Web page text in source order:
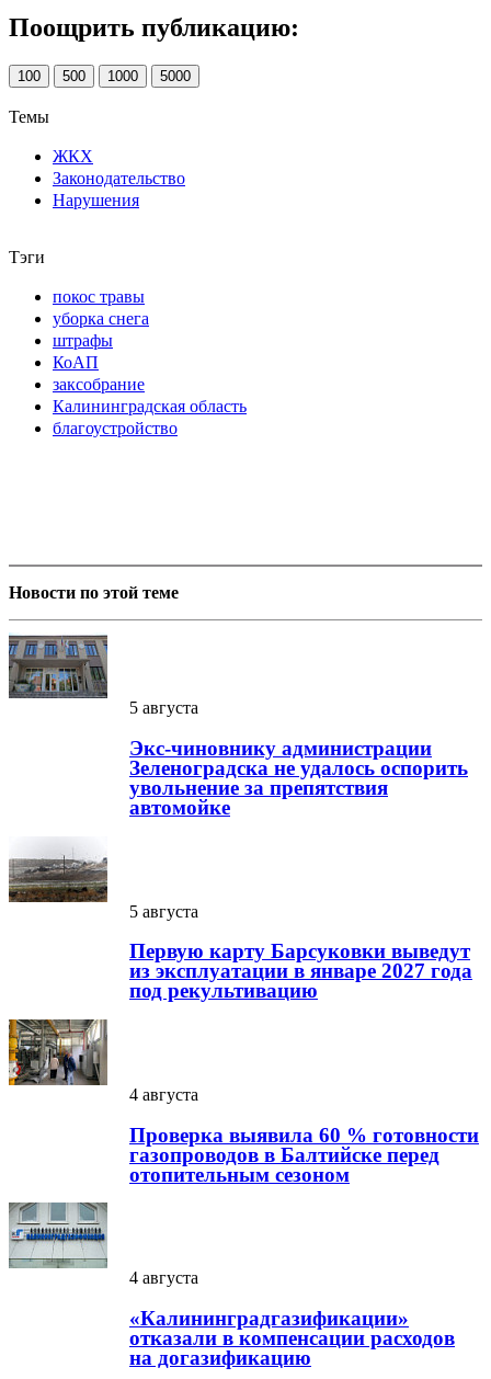
Поощрить публикацию:
100 500 1000 5000
Темы
ЖКХ
Законодательство
Нарушения
Тэги
покос травы
уборка снега
штрафы
КоАП
заксобрание
Калининградская область
благоустройство
Новости по этой теме
5 августа
Экс-чиновнику администрации
Зеленоградска не удалось оспорить
увольнение за препятствия
автомойке
5 августа
Первую карту Барсуковки выведут
из эксплуатации в январе 2027 года
под рекультивацию
4 августа
Проверка выявила 60 % готовности
газопроводов в Балтийске перед
отопительным сезоном
4 августа
«Калининградгазификации»
отказали в компенсации расходов
на догазификацию